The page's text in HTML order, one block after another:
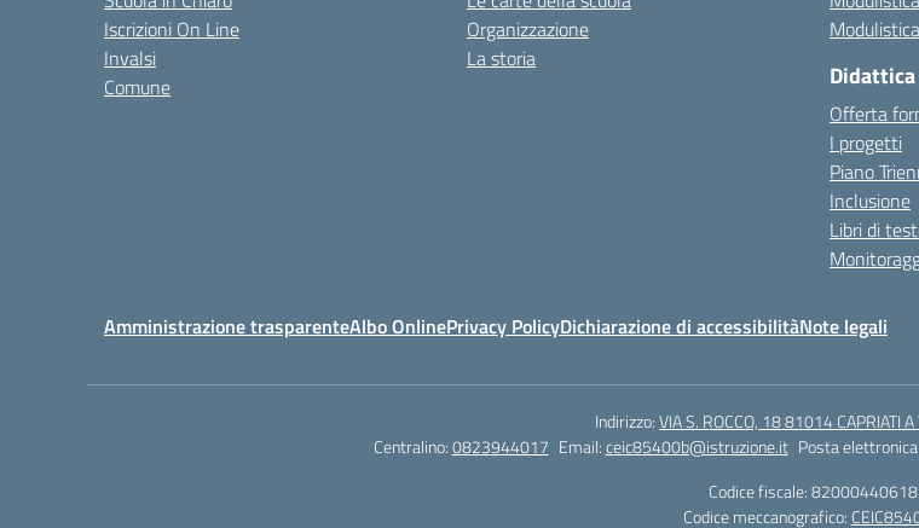
Iscrizioni On Line
Invalsi
Comune
Organizzazione
La storia
Didattica
Offerta
I progetti
Piano
Inclusione
Libri di
Amministrazione trasparenteAlbo OnlinePrivacy PolicyDichiarazione di accessibilitàNote legali
Indirizzo:VIA S. ROCCO, 18 81014 CAPRIATI A
Centralino:0823944017 Email:ceic85400b@istruzione.it Posta
Codice fiscale: 82000440618
Codice meccanografico: